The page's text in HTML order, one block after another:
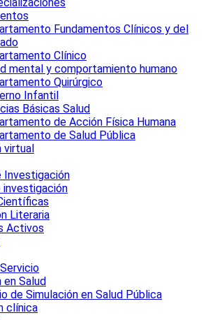
Fundamentos Clínicos y del
Clínico
mental y comportamiento humano
Quirúrgico
Infantil
Básicas Salud
de Acción Física Humana
de Salud Pública
virtual
Investigación
investigación
Literaria
Activos
en Salud
de Simulación en Salud Pública
clínica